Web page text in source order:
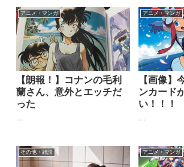
アニメ・マンガ
【朗報！】コナンの毛利
蘭さん、意外とエッチだ
った
アニメ・マンガ
【画像】
ンカード
い！！！
その他・雑談 アニメ・マンガ